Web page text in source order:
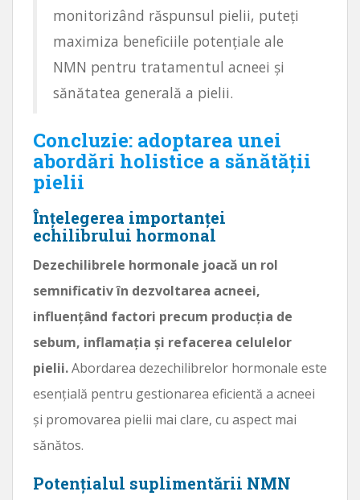
monitorizând răspunsul pielii, puteți
maximiza beneficiile potențiale ale
NMN pentru tratamentul acneei și
sănătatea generală a pielii.
Concluzie: adoptarea unei
abordări holistice a sănătății
pielii
Înțelegerea importanței
echilibrului hormonal
Dezechilibrele hormonale joacă un rol
semnificativ în dezvoltarea acneei,
influențând factori precum producția de
sebum, inflamația și refacerea celulelor
pielii.Abordarea dezechilibrelor hormonale este
esențială pentru gestionarea eficientă a acneei
și promovarea pielii mai clare, cu aspect mai
sănătos.
Potențialul suplimentării NMN